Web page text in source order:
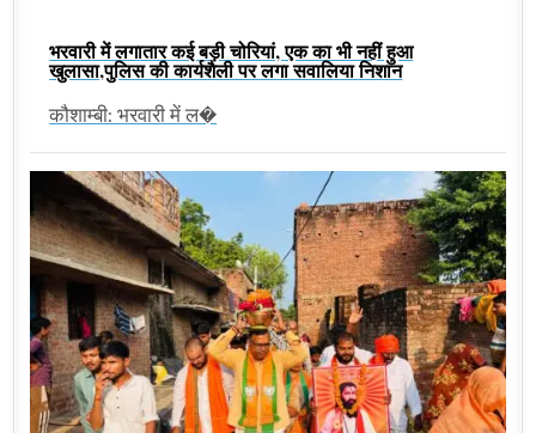
भरवारी में लगातार कई बड़ी चोरियां, एक का भी नहीं हुआ
खुलासा,पुलिस की कार्यशैली पर लगा सवालिया निशान
कौशाम्बी: भरवारी में ल�